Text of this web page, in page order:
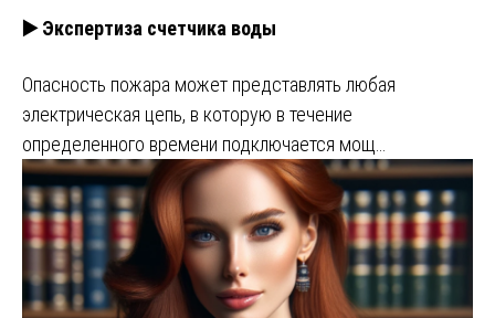
▶️ Экспертиза счетчика воды
Опасность пожара может представлять любая
электрическая цепь, в которую в течение
определенного времени подключается мощ…